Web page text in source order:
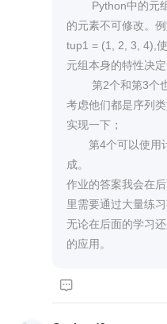
的元素不可修改。
tup1 = (1, 2, 3, 4),
元组本身的特性决定
考虑他们都是序列
实现一下；
成。
作业的答案我会在
里需要通过大量练
无论在后面的学习
的应用。
